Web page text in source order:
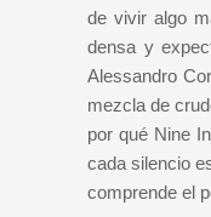
de vivir algo
densa y
Alessandro
mezcla de
por qué Nine
cada silencio
comprende el